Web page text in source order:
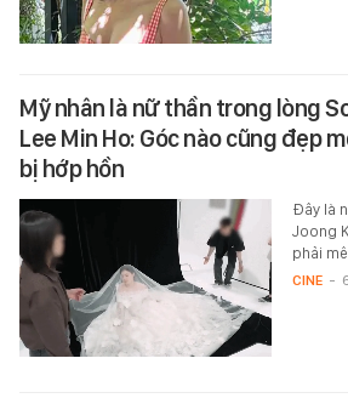
Mỹ nhân là nữ thần trong lòng
Lee Min Ho: Góc nào cũng đẹp
bị hớp hồn
Đây là
Joong
phải
CINE -